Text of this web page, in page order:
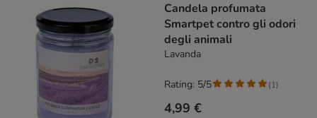
Candela profumata
Smartpet contro gli odori
degli animali
Lavanda
4,99 €
Rating: 5/5 (1)